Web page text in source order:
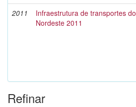
2011
Infraestrutura de transportes do
Nordeste 2011
Refinar